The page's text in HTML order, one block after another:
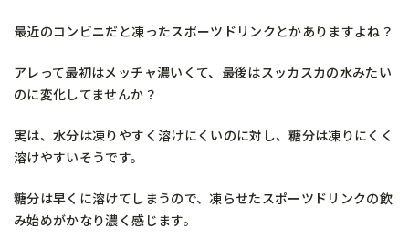
最近のコンビニだと凍ったスポーツドリンクとかありますよね？
アレって最初はメッチャ濃いくて、最後はスッカスカの水みたい
のに変化してませんか？
実は、水分は凍りやすく溶けにくいのに対し、糖分は凍りにくく
溶けやすいそうです。
糖分は早くに溶けてしまうので、凍らせたスポーツドリンクの飲
み始めがかなり濃く感じます。